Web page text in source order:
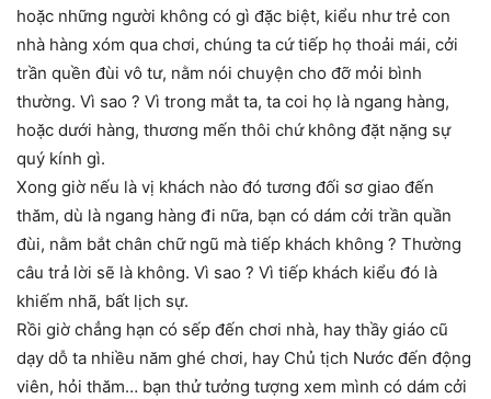
hoặc những người không có gì đặc biệt, kiểu như trẻ con
nhà hàng xóm qua chơi, chúng ta cứ tiếp họ thoải mái, cởi
trần quền đùi vô tư, nằm nói chuyện cho đỡ mỏi bình
thường. Vì sao ? Vì trong mắt ta, ta coi họ là ngang hàng,
hoặc dưới hàng, thương mến thôi chứ không đặt nặng sự
quý kính gì.
Xong giờ nếu là vị khách nào đó tương đối sơ giao đến
thăm, dù là ngang hàng đi nữa, bạn có dám cởi trần quần
đùi, nằm bắt chân chữ ngũ mà tiếp khách không ? Thường
câu trả lời sẽ là không. Vì sao ? Vì tiếp khách kiểu đó là
khiếm nhã, bất lịch sự.
Rồi giờ chẳng hạn có sếp đến chơi nhà, hay thầy giáo cũ
dạy dỗ ta nhiều năm ghé chơi, hay Chủ tịch Nước đến động
viên, hỏi thăm… bạn thử tưởng tượng xem mình có dám cởi